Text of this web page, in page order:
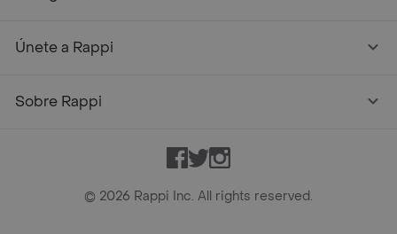
Únete a Rappi
Sobre Rappi
Facebook
TwitterInstagram
© 2026 Rappi Inc. All rights reserved.